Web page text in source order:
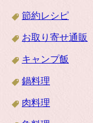
節約レシピ
お取り寄せ通販
キャンプ飯
鍋料理
肉料理